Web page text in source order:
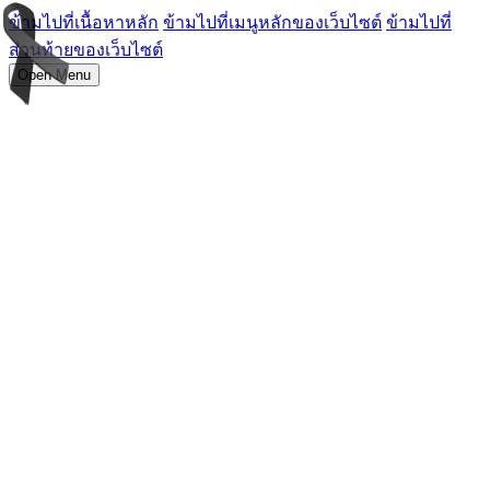
ข้ามไปที่เนื้อหาหลัก ข้ามไปที่เมนูหลักของเว็บไซต์ ข้ามไปที่
ส่วนท้ายของเว็บไซต์
Open Menu